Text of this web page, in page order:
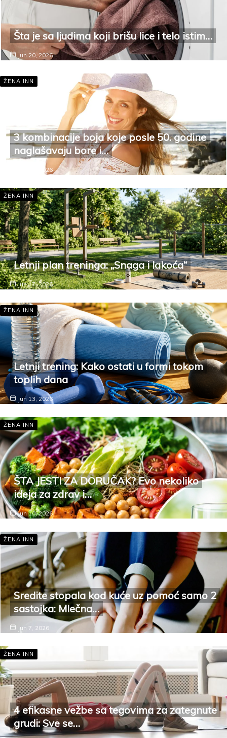
Šta je sa ljudima koji brišu lice i telo istim…
jun 20, 2026
ŽENA INN
3 kombinacije boja koje posle 50. godine
naglašavaju bore i…
jun 20, 2026
ŽENA INN
Letnji plan treninga: „Snaga i lakoća“
jun 17, 2026
ŽENA INN
Letnji trening: Kako ostati u formi tokom
toplih dana
jun 13, 2026
ŽENA INN
ŠTA JESTI ZA DORUČAK? Evo nekoliko
ideja za zdrav i…
jun 10, 2026
ŽENA INN
Sredite stopala kod kuće uz pomoć samo 2
sastojka: Mlečna…
jun 7, 2026
ŽENA INN
4 efikasne vežbe sa tegovima za zategnute
grudi: Sve se…